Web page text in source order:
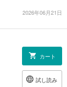
2026年06月21日
カート
試し読み